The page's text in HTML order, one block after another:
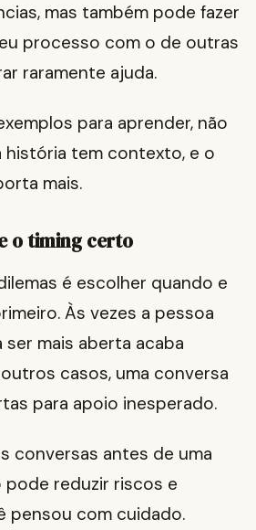
mas também pode fazer
processo com o de outras
raramente ajuda.
para aprender, não
história tem contexto, e o
mais.
o timing certo
é escolher quando e
Às vezes a pessoa
ser mais aberta acaba
casos, uma conversa
para apoio inesperado.
conversas antes de uma
pode reduzir riscos e
pensou com cuidado.